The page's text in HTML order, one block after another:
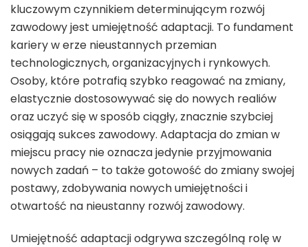
kluczowym czynnikiem determinującym rozwój
zawodowy jest umiejętność adaptacji. To fundament
kariery w erze nieustannych przemian
technologicznych, organizacyjnych i rynkowych.
Osoby, które potrafią szybko reagować na zmiany,
elastycznie dostosowywać się do nowych realiów
oraz uczyć się w sposób ciągły, znacznie szybciej
osiągają sukces zawodowy. Adaptacja do zmian w
miejscu pracy nie oznacza jedynie przyjmowania
nowych zadań – to także gotowość do zmiany swojej
postawy, zdobywania nowych umiejętności i
otwartość na nieustanny rozwój zawodowy.
Umiejętność adaptacji odgrywa szczególną rolę w